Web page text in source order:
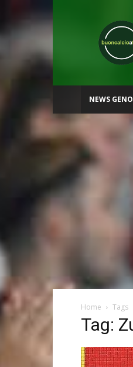
Buon
Calcio
a
Tutti
NEWS
Home Tags
Tag: